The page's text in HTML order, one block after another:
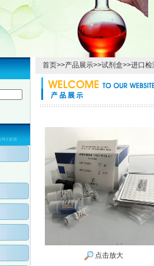
首页>>产品展示>>试剂盒>>进口检
点击放大